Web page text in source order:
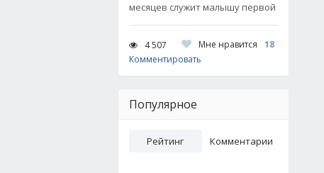
месяцев служит малышу первой
4 507 Мне нравится
18
Комментировать
Популярное
Рейтинг Комментарии